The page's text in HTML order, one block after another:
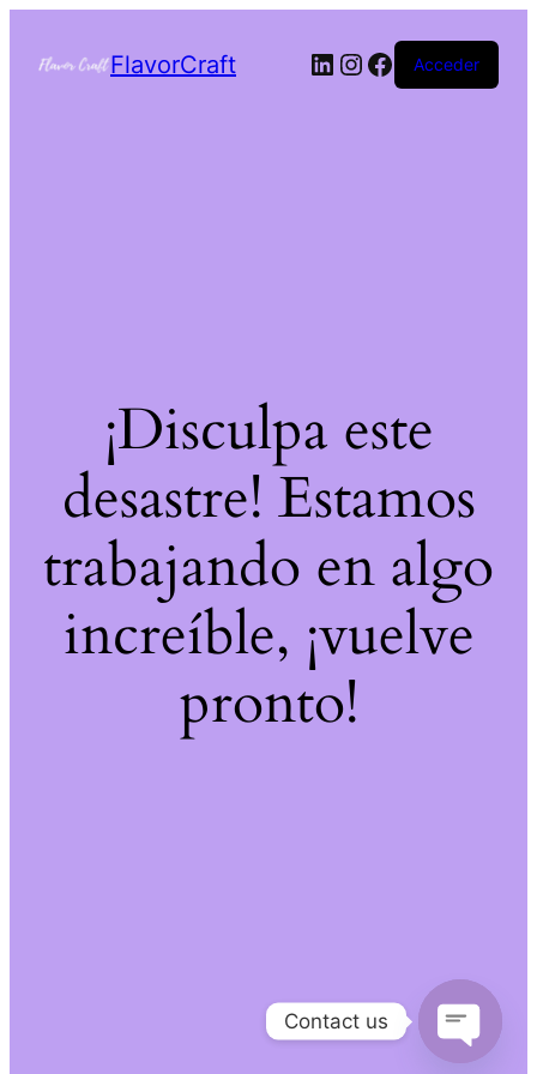
FlavorCraft Acceder
¡Disculpa este
desastre! Estamos
trabajando en algo
increíble, ¡vuelve
pronto!
Contact us